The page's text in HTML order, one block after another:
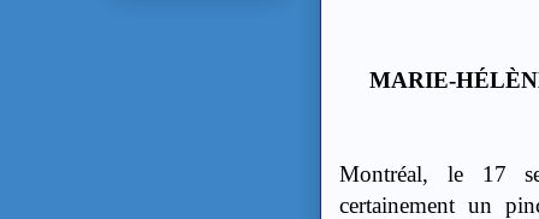
MARIE-
Montréal, le 17
certainement un